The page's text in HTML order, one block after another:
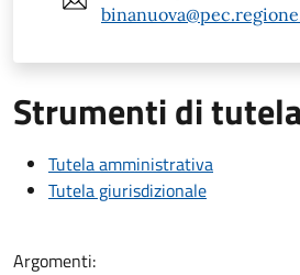
Strumenti di
Tutela amministrativa
Tutela giurisdizionale
Argomenti: